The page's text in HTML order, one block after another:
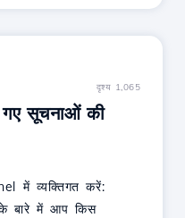
दृश्य 1,065
गए सूचनाओं की
में व्यक्तिगत करें:
के बारे में आप किस